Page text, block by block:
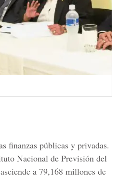
finanzas públicas y privadas.
Nacional de Previsión del
a 79,168 millones de